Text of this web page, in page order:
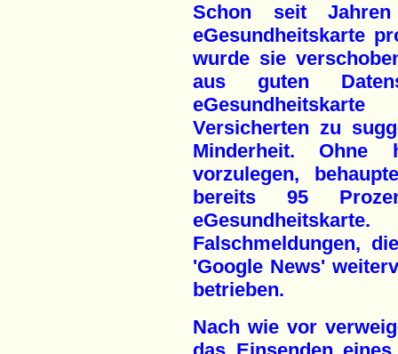
Schon seit
eGesundheitskarte
wurde sie
aus guten
Versicherten zu
Minderheit. Ohne
vorzulegen,
bereits 95
Falschmeldungen,
'Google News'
betrieben.
Nach wie vor